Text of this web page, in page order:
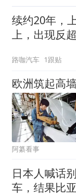
续约20年，
上，出现反
路咖汽车 1跟贴
阿纂看事
日本人喊话
车，结果比